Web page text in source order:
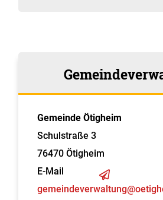
Gemeinde Ötigheim
Schulstraße 3
76470 Ötigheim
E-Mail